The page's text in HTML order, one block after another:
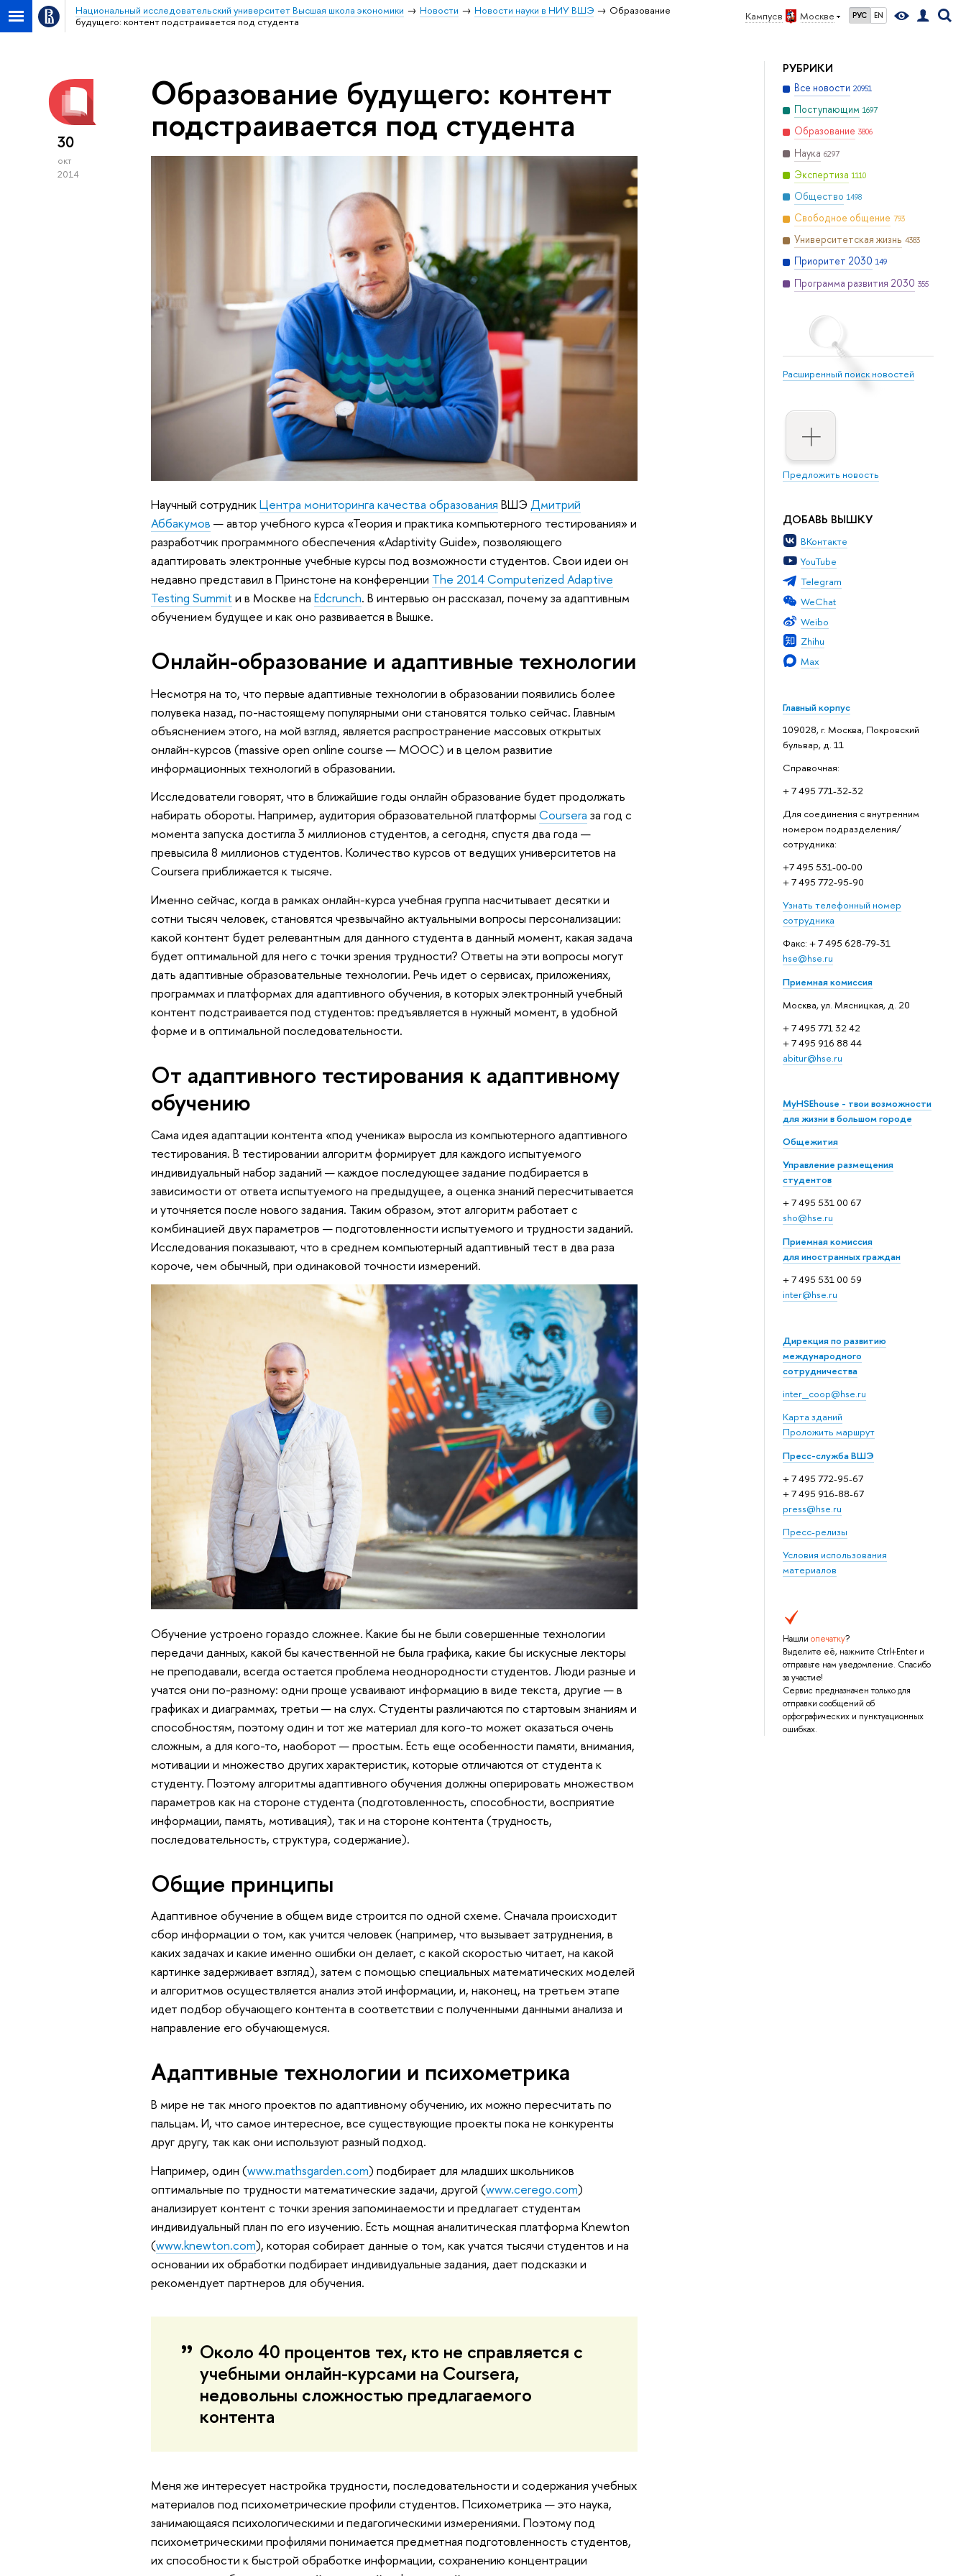
Кампус в Москве РУС EN
Национальный исследовательский университет Высшая школа экономики Новости Новости науки в НИУ ВШЭ
Образование
будущего: контент подстраивается под студента
РУБРИКИ
Все новости 20951
Поступающим 1697
Образование 3806
Наука 6297
Экспертиза 1110
Общество 1498
Свободное общение 793
Университетская жизнь 4383
Приоритет 2030 149
Программа развития 2030 355
Расширенный поиск новостей
Предложить новость
ДОБАВЬ ВЫШКУ
ВКонтакте
YouTube
Telegram
WeChat
Weibo
Zhihu
Max
Главный корпус
109028, г. Москва, Покровский
бульвар, д. 11
Справочная:
+ 7 495 771-32-32
Для соединения с внутренним
номером подразделения/
сотрудника:
+7 495 531-00-00
+ 7 495 772-95-90
Узнать телефонный номер
сотрудника
Факс: + 7 495 628-79-31
hse@hse.ru
Приемная комиссия
Москва, ул. Мясницкая, д. 20
+ 7 495 771 32 42
+ 7 495 916 88 44
abitur@hse.ru
MyHSEhouse - твои возможности
для жизни в большом городе
Общежития
Управление размещения
студентов
+ 7 495 531 00 67
sho@hse.ru
Приемная комиссия
для иностранных граждан
+ 7 495 531 00 59
inter@hse.ru
Дирекция по развитию
международного
сотрудничества
inter_coop@hse.ru
Карта зданий
Проложить маршрут
Пресс-служба ВШЭ
+ 7 495 772-95-67
+ 7 495 916-88-67
press@hse.ru
Пресс-релизы
Условия использования
материалов
Нашли опечатку?
Выделите её, нажмите Ctrl+Enter и
отправьте нам уведомление. Спасибо
за участие!
Сервис предназначен только для
отправки сообщений об
орфографических и пунктуационных
ошибках.
30
окт
2014
Образование будущего: контент
подстраивается под студента
Научный сотрудникЦентра мониторинга качества образования ВШЭ Дмитрий
Аббакумов — автор учебного курса «Теория и практика компьютерного тестирования» и
разработчик программного обеспечения «Adaptivity Guide», позволяющего
адаптировать электронные учебные курсы под возможности студентов. Свои идеи он
недавно представил в Принстоне на конференции The 2014 Computerized Adaptive
Testing Summit и в Москве на ‪Edcrunch. В интервью он рассказал, почему за адаптивным
обучением будущее и как оно развивается в Вышке.
Онлайн-образование и адаптивные технологии
Несмотря на то, что первые адаптивные технологии в образовании появились более
полувека назад, по-настоящему популярными они становятся только сейчас. Главным
объяснением этого, на мой взгляд, является распространение массовых открытых
онлайн-курсов (massive open online course — MOOC) и в целом развитие
информационных технологий в образовании.
Исследователи говорят, что в ближайшие годы онлайн образование будет продолжать
набирать обороты. Например, аудитория образовательной платформы Coursera за год с
момента запуска достигла 3 миллионов студентов, а сегодня, спустя два года —
превысила 8 миллионов студентов. Количество курсов от ведущих университетов на
Coursera приближается к тысяче.
Именно сейчас, когда в рамках онлайн-курса учебная группа насчитывает десятки и
сотни тысяч человек, становятся чрезвычайно актуальными вопросы персонализации:
какой контент будет релевантным для данного студента в данный момент, какая задача
будет оптимальной для него с точки зрения трудности? Ответы на эти вопросы могут
дать адаптивные образовательные технологии. Речь идет о сервисах, приложениях,
программах и платформах для адаптивного обучения, в которых электронный учебный
контент подстраивается под студентов: предъявляется в нужный момент, в удобной
форме и в оптимальной последовательности.
От адаптивного тестирования к адаптивному
обучению
Сама идея адаптации контента «под ученика» выросла из компьютерного адаптивного
тестирования. В тестировании алгоритм формирует для каждого испытуемого
индивидуальный набор заданий — каждое последующее задание подбирается в
зависимости от ответа испытуемого на предыдущее, а оценка знаний пересчитывается
и уточняется после нового задания. Таким образом, этот алгоритм работает с
комбинацией двух параметров — подготовленности испытуемого и трудности заданий.
Исследования показывают, что в среднем компьютерный адаптивный тест в два раза
короче, чем обычный, при одинаковой точности измерений.
Обучение устроено гораздо сложнее. Какие бы не были совершенные технологии
передачи данных, какой бы качественной не была графика, какие бы искусные лекторы
не преподавали, всегда остается проблема неоднородности студентов. Люди разные и
учатся они по-разному: одни проще усваивают информацию в виде текста, другие — в
графиках и диаграммах, третьи — на слух. Студенты различаются по стартовым знаниям и
способностям, поэтому один и тот же материал для кого-то может оказаться очень
сложным, а для кого-то, наоборот — простым. Есть еще особенности памяти, внимания,
мотивации и множество других характеристик, которые отличаются от студента к
студенту. Поэтому алгоритмы адаптивного обучения должны оперировать множеством
параметров как на стороне студента (подготовленность, способности, восприятие
информации, память, мотивация), так и на стороне контента (трудность,
последовательность, структура, содержание).
Общие принципы
Адаптивное обучение в общем виде строится по одной схеме. Сначала происходит
сбор информации о том, как учится человек (например, что вызывает затруднения, в
каких задачах и какие именно ошибки он делает, с какой скоростью читает, на какой
картинке задерживает взгляд), затем с помощью специальных математических моделей
и алгоритмов осуществляется анализ этой информации, и, наконец, на третьем этапе
идет подбор обучающего контента в соответствии с полученными данными анализа и
направление его обучающемуся.
Адаптивные технологии и психометрика
В мире не так много проектов по адаптивному обучению, их можно пересчитать по
пальцам. И, что самое интересное, все существующие проекты пока не конкуренты
друг другу, так как они используют разный подход.
Например, один (www.mathsgarden.com) подбирает для младших школьников
оптимальные по трудности математические задачи, другой (www.cerego.com)
анализирует контент с точки зрения запоминаемости и предлагает студентам
индивидуальный план по его изучению. Есть мощная аналитическая платформа Knewton
(www.knewton.com), которая собирает данные о том, как учатся тысячи студентов и на
основании их обработки подбирает индивидуальные задания, дает подсказки и
рекомендует партнеров для обучения.
Около 40 процентов тех, кто не справляется с
учебными онлайн-курсами на Coursera,
недовольны сложностью предлагаемого
контента
Меня же интересует настройка трудности, последовательности и содержания учебных
материалов под психометрические профили студентов. Психометрика — это наука,
занимающаяся психологическими и педагогическими измерениями. Поэтому под
психометрическими профилями понимается предметная подготовленность студентов,
их способности к быстрой обработке информации, сохранению концентрации